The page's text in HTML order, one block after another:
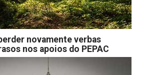
novamente verbas
nos apoios do PEPAC